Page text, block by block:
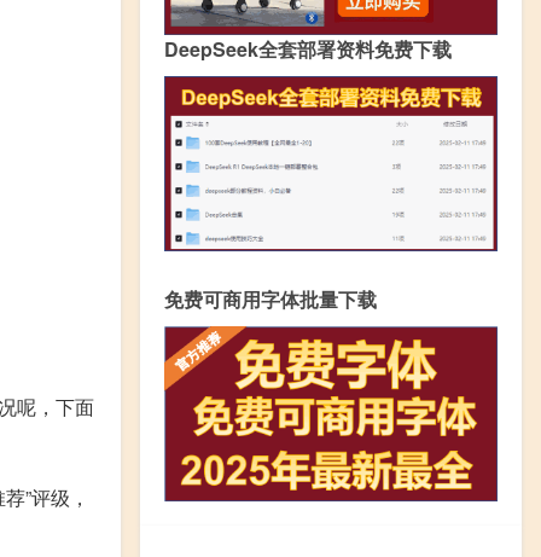
呢，下面
”评级，
DeepSeek全套部署资料免费下载
免费可商用字体批量下载